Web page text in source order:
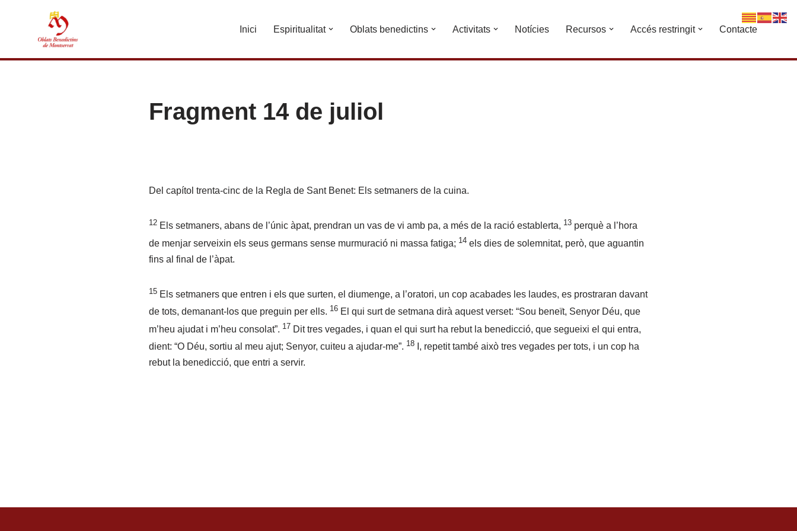
Inici Espiritualitat Oblats benedictins Activitats Notícies Recursos Accés restringit Contacte
Fragment 14 de juliol
Del capítol trenta-cinc de la Regla de Sant Benet: Els setmaners de la cuina.
12Els setmaners, abans de l’únic àpat, prendran un vas de vi amb pa, a més de la ració establerta, 13perquè a l’hora
de menjar serveixin els seus germans sense murmuració ni massa fatiga; 14els dies de solemnitat, però, que aguantin
fins al final de l’àpat.
15Els setmaners que entren i els que surten, el diumenge, a l’oratori, un cop acabades les laudes, es prostraran davant
de tots, demanant-los que preguin per ells. 16El qui surt de setmana dirà aquest verset: “Sou beneït, Senyor Déu, que
m’heu ajudat i m’heu consolat”. 17 Dit tres vegades, i quan el qui surt ha rebut la benedicció, que segueixi el qui entra,
dient: “O Déu, sortiu al meu ajut; Senyor, cuiteu a ajudar-me”. 18I, repetit també això tres vegades per tots, i un cop ha
rebut la benedicció, que entri a servir.